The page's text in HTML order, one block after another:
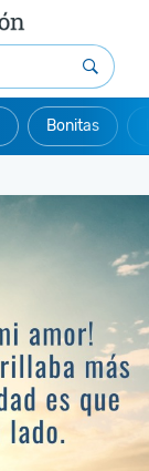
Bonitas